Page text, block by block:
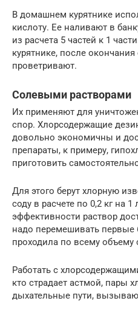
В домашнем курятнике
кислоту. Ее наливают в
из расчета 5 частей к 1
курятнике, после окончания
проветривают.
Солевыми растворами
Их применяют для
спор. Хлорсодержащие
довольно экономичны и
препараты, к примеру,
приготовить
Для этого берут хлорную
соду в расчете по 0,2 кг на
эффективности раствор
надо перемешивать первые
проходила по всему объему
Работать с
кто страдает астмой, пары
дыхательные пути,